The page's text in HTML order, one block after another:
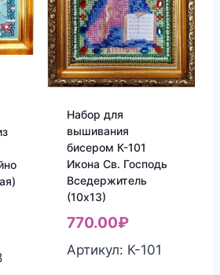
Набор для
вышивания
бисером К-101
Икона Св. Господь
Вседержитель
(10х13)
770.00₽
Артикул: К-101